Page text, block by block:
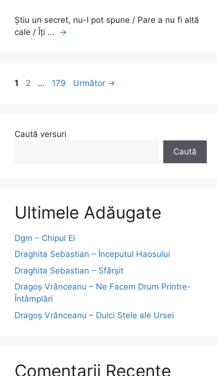
Știu un secret, nu-l pot spune / Pare a nu fi altă
cale / Îți …
→
Pagina
1 Pagina
2 … Pagina
179 Următor →
Caută versuri
Caută
Ultimele Adăugate
Dgm – Chipul Ei
Draghita Sebastian – Începutul Haosului
Draghita Sebastian – Sfârșit
Dragoş Vrânceanu – Ne Facem Drum Printre-
Întâmplări
Dragoş Vrânceanu – Dulci Stele ale Ursei
Comentarii Recente